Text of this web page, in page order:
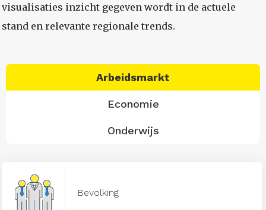
visualisaties inzicht gegeven wordt in de actuele
stand en relevante regionale trends.
Arbeidsmarkt
Economie
Onderwijs
Bevolking